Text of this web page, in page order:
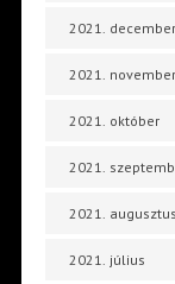
2021. december
2021. november
2021. október
2021.
2021. augusztus
2021. július